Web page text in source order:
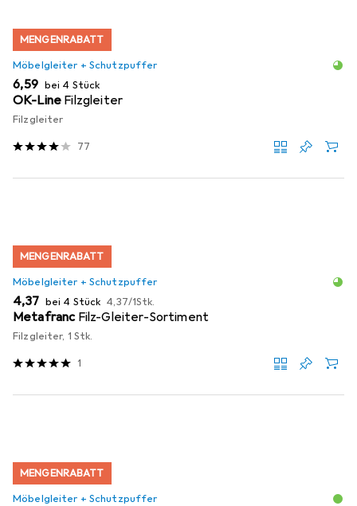
MENGENRABATT
Möbelgleiter + Schutzpuffer
EUR
6,59 bei 4 Stück
OK-Line Filzgleiter
Filzgleiter
77
MENGENRABATT
Möbelgleiter + Schutzpuffer
EUR
4,37 bei 4 Stück EUR
4,37/1Stk.
Metafranc Filz-Gleiter-Sortiment
Filzgleiter, 1 Stk.
1
MENGENRABATT
Möbelgleiter + Schutzpuffer